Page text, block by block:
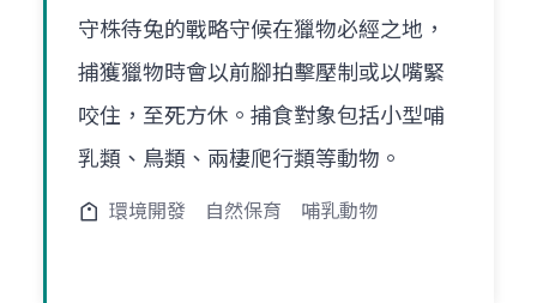
守株待兔的戰略守候在獵物必經之地，
捕獲獵物時會以前腳拍擊壓制或以嘴緊
咬住，至死方休。捕食對象包括小型哺
乳類、鳥類、兩棲爬行類等動物。
環境開發 自然保育 哺乳動物